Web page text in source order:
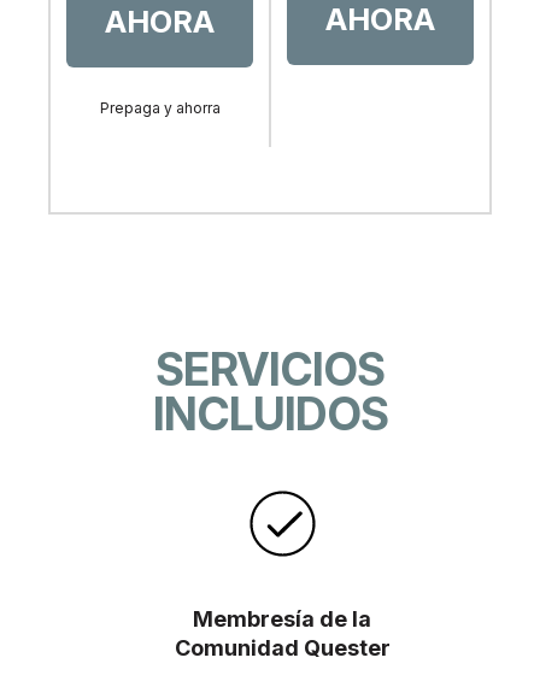
AHORA
Prepaga y ahorra
AHORA
SERVICIOS
INCLUIDOS
Membresía de la
Comunidad Quester